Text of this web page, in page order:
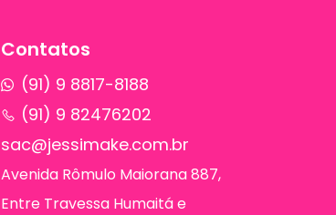
Contatos
(91) 9 8817-8188
(91) 9 82476202
sac@jessimake.com.br
Avenida Rômulo Maiorana 887,
Entre Travessa Humaitá e